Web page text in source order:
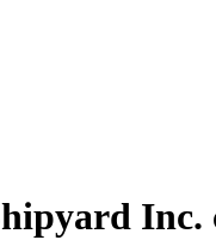
Inc.